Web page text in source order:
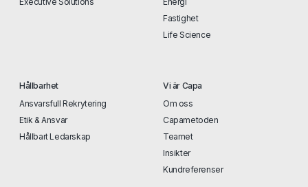
Fastighet
Life Science
Hållbarhet
Ansvarsfull Rekrytering
Etik & Ansvar
Hållbart Ledarskap
Vi är Capa
Om oss
Capametoden
Teamet
Insikter
Kundreferenser